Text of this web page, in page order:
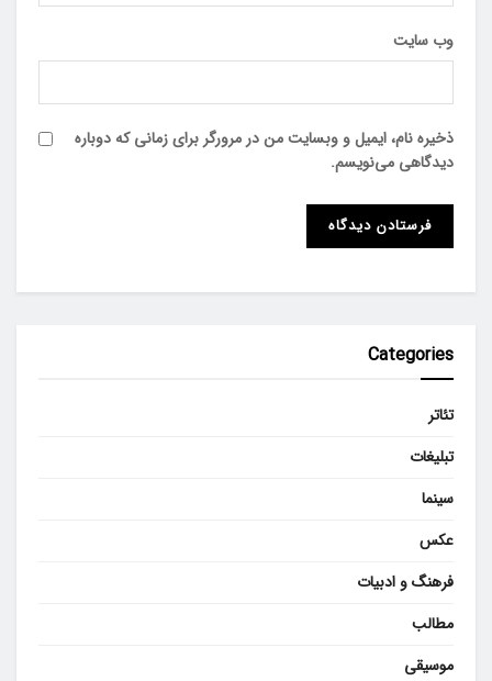
وب‌ سایت
ذخیره نام، ایمیل و وبسایت من در مرورگر برای زمانی که دوباره
دیدگاهی می‌نویسم.
Categories
تئاتر
تبلیغات
سینما
عکس
فرهنگ و ادبیات
مطالب
موسیقی